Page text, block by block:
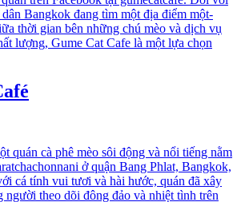
Bangkok đang tìm một địa điểm một-
thời gian bên những chú mèo và dịch vụ
lượng, Gume Cat Cafe là một lựa chọn
quán cà phê mèo sôi động và nổi tiếng nằm
ở quận Bang Phlat, Bangkok,
cá tính vui tươi và hài hước, quán đã xây
theo dõi đông đảo và nhiệt tình trên